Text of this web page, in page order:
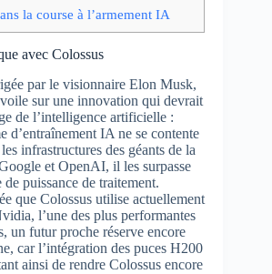
la course à l’armement IA
avec Colossus
par le visionnaire Elon Musk,
sur une innovation qui devrait
de l’intelligence artificielle :
d’entraînement IA ne se contente
infrastructures des géants de la
et OpenAI, il les surpasse
puissance de traitement.
que Colossus utilise actuellement
l’une des plus performantes
un futur proche réserve encore
car l’intégration des puces H200
ainsi de rendre Colossus encore